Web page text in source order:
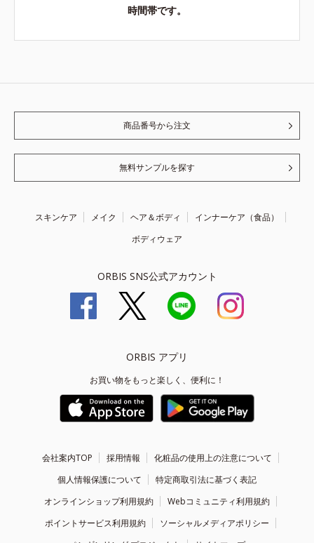
時間帯です。
商品番号から注文
無料サンプルを探す
スキンケア メイク ヘア＆ボディ
インナーケア（食品）
ボディウェア
ORBIS SNS公式アカウント
ORBIS アプリ
お買い物をもっと楽しく、便利に！
会社案内TOP 採用情報
化粧品の使用上の注意について
個人情報保護について
特定商取引法に基づく表記
オンラインショップ利用規約
Webコミュニティ利用規約
ポイントサービス利用規約
ソーシャルメディアポリシー